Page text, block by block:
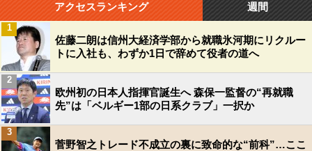
アクセスランキング 週間
佐藤二朗は信州大経済学部から就職氷河期にリクルー
トに入社も、わずか1日で辞めて役者の道へ
1
欧州初の日本人指揮官誕生へ 森保一監督の“再就職
先”は「ベルギー1部の日系クラブ」一択か
2
菅野智之トレード不成立の裏に致命的な“前科”…ここ
3